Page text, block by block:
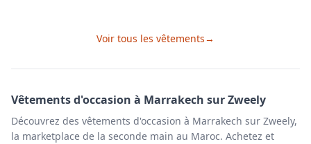
Voir tous les vêtements→
Vêtementsd'occasion à Marrakech sur Zweely
Découvrez des vêtements d'occasion à Marrakech sur Zweely,
la marketplace de la seconde main au Maroc. Achetez et